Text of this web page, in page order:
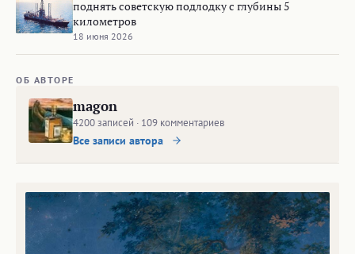
поднять советскую подлодку с глубины 5
километров
18 июня 2026
ОБ АВТОРЕ
magon
4200 записей · 109 комментариев
Все записи автора